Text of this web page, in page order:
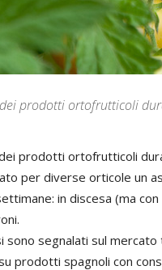
prodotti ortofrutticoli
prodotti ortofrutticoli
per diverse orticole un
in discesa (ma
sono segnalati sul
prodotti spagnoli con